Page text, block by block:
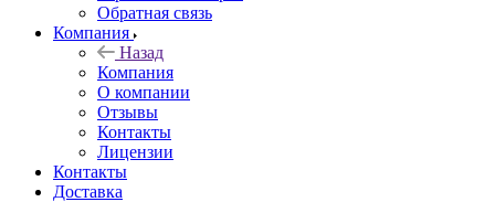
Обратная связь
Компания
Назад
Компания
О компании
Отзывы
Контакты
Лицензии
Контакты
Доставка